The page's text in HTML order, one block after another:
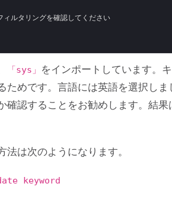
ルタリングを確認してください
「sys」 をインポートしています。キ
ためです。言語には英語を選択しま
確認することをお勧めします。結果
は次のようになります。
keyword